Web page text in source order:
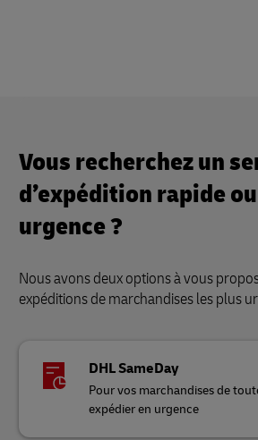
Vous recherchez un
d’expédition rapide
urgence ?
Nous avons deux options à vous
expéditions de marchandises les plus
DHL SameDay
Pour vos marchandises de
expédier en urgence